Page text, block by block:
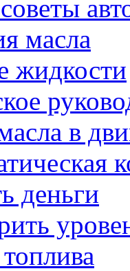
масла
жидкости
в
деньги